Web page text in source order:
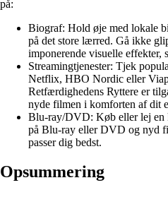
på:
Biograf: Hold øje med lokale
på det store lærred. Gå ikke
imponerende visuelle effekter,
Streamingtjenester: Tjek
Netflix, HBO Nordic eller
Retfærdighedens Ryttere er
nyde filmen i komforten af dit
Blu-ray/DVD: Køb eller lej en
på Blu-ray eller DVD og nyd
passer dig bedst.
Opsummering